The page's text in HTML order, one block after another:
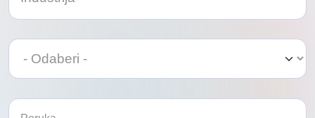
Odaberi
Odaberi